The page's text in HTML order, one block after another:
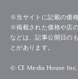
※当サイトに記載の価
※掲載された価格や店
などは、記事公開日の
とがあります。
© CE Media House Inc.